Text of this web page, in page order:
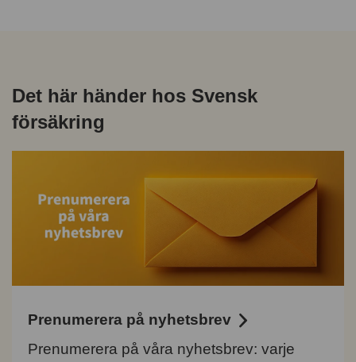
Det här händer hos Svensk
försäkring
Prenumerera på nyhetsbrev
Prenumerera på våra nyhetsbrev: varje